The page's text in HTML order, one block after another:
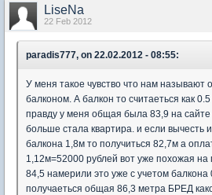
LiseNa
22 Feb 2012
paradis777, on 22.02.2012 - 08:55:
У меня такое чувство что нам
балконом. А балкон то считаеться как
правду у меня общая была 83,9 на сайте
больше стала квартира. и если вычесть
балкона 1,8м то получиться 82,7м а
1,12м=52000 рублей вот уже похожая на
84,5 намерили это уже с учетом балкона
получаеться общая 86,3 метра БРЕД